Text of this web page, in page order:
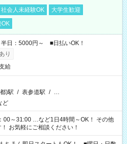
社会人未経験OK
大学生歓迎
OK
日：5000円～ ■日払いOK！
り
給
)駅 / 表参道駅 / …
ど
～31:00 …など1日4時間～OK！ その他
お気軽にご相談ください！